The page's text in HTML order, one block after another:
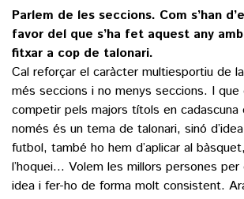
Parlem de les seccions. Com s’han
favor del que s’ha fet aquest any
fitxar a cop de talonari.
Cal reforçar el caràcter multiesportiu de
més seccions i no menys seccions. I que
competir pels majors títols en
només és un tema de talonari, sinó
futbol, també ho hem d’aplicar al
l’hoquei… Volem les millors persones
idea i fer-ho de forma molt consistent.